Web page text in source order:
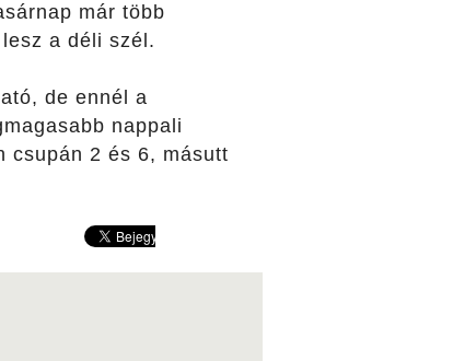
már több
a déli szél.
de ennél a
nappali
csupán 2 és 6, másutt